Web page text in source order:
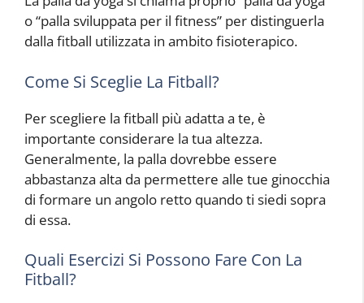
o “palla sviluppata per il fitness” per distinguerla
dalla fitball utilizzata in ambito fisioterapico.
Come Si Sceglie La Fitball?
Per scegliere la fitball più adatta a te, è
importante considerare la tua altezza.
Generalmente, la palla dovrebbe essere
abbastanza alta da permettere alle tue ginocchia
di formare un angolo retto quando ti siedi sopra
di essa.
Quali Esercizi Si Possono Fare Con La
Fitball?